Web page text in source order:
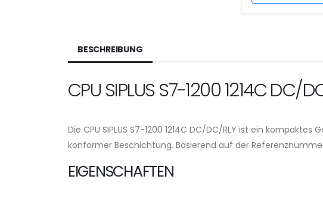
BESCHREIBUNG
CPU SIPLUS S7-1200 1214C DC/
Die CPU SIPLUS S7-1200 1214C DC/DC/RLY ist ein
konformer Beschichtung. Basierend auf der Referenznummer
EIGENSCHAFTEN